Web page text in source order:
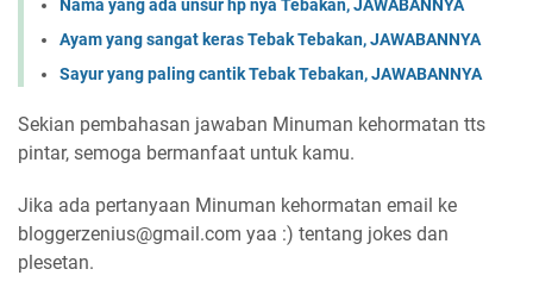
Nama yang ada unsur hp nya Tebakan, JAWABANNYA
Ayam yang sangat keras Tebak Tebakan, JAWABANNYA
Sayur yang paling cantik Tebak Tebakan, JAWABANNYA
Sekian pembahasan jawaban Minuman kehormatan tts
pintar, semoga bermanfaat untuk kamu.
Jika ada pertanyaan Minuman kehormatan email ke
bloggerzenius@gmail.com yaa :) tentang jokes dan
plesetan.